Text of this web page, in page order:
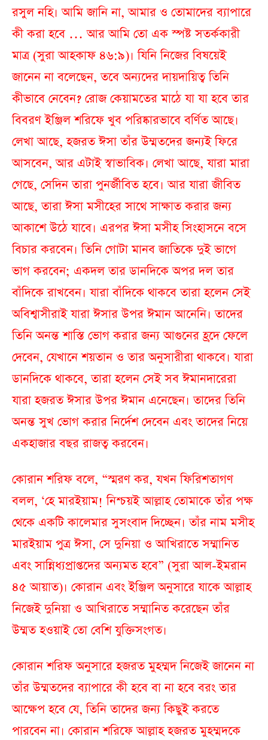
রসুল নহি। আমি জানি না, আমার ও তোমাদের ব্যাপারে
কী করা হবে … আর আমি তো এক স্পষ্ট সতর্ককারী
মাত্র (সুরা আহকাফ ৪৬:৯)। যিনি নিজের বিষয়েই
জানেন না বলেছেন, তবে অন্যদের দায়দায়িত্ব তিনি
কীভাবে নেবেন? রোজ কেয়ামতের মাঠে যা যা হবে তার
বিবরণ ইঞ্জিল শরিফে খুব পরিষ্কারভাবে বর্ণিত আছে।
লেখা আছে, হজরত ঈসা তাঁর উম্মতদের জন্যই ফিরে
আসবেন, আর এটাই স্বাভাবিক। লেখা আছে, যারা মারা
গেছে, সেদিন তারা পুনর্জীবিত হবে। আর যারা জীবিত
আছে, তারা ঈসা মসীহের সাথে সাক্ষাত করার জন্য
আকাশে উঠে যাবে। এরপর ঈসা মসীহ সিংহাসনে বসে
বিচার করবেন। তিনি গোটা মানব জাতিকে দুই ভাগে
ভাগ করবেন; একদল তার ডানদিকে অপর দল তার
বাঁদিকে রাখবেন। যারা বাঁদিকে থাকবে তারা হলেন সেই
অবিশ্বাসীরাই যারা ঈসার উপর ঈমান আনেনি। তাদের
তিনি অনন্ত শাস্তি ভোগ করার জন্য আগুনের হ্রদে ফেলে
দেবেন, যেখানে শয়তান ও তার অনুসারীরা থাকবে। যারা
ডানদিকে থাকবে, তারা হলেন সেই সব ঈমানদারেরা
যারা হজরত ঈসার উপর ঈমান এনেছেন। তাদের তিনি
অনন্ত সুখ ভোগ করার নির্দেশ দেবেন এবং তাদের নিয়ে
একহাজার বছর রাজত্ব করবেন।
কোরান শরিফ বলে, “স্মরণ কর, যখন ফিরিশতাগণ
বলল, ‘হে মারইয়াম! নিশ্চয়ই আল্লাহ তোমাকে তাঁর পক্ষ
থেকে একটি কালেমার সুসংবাদ দিচ্ছেন। তাঁর নাম মসীহ
মারইয়াম পুত্র ঈসা, সে দুনিয়া ও আখিরাতে সম্মানিত
এবং সান্নিধ্যপ্রাপ্তদের অন্যমত হবে” (সুরা আল-ইমরান
৪৫ আয়াত)। কোরান এবং ইঞ্জিল অনুসারে যাকে আল্লাহ
নিজেই দুনিয়া ও আখিরাতে সম্মানিত করেছেন তাঁর
উম্মত হওয়াই তো বেশি যুক্তিসংগত।
কোরান শরিফ অনুসারে হজরত মুহম্মদ নিজেই জানেন না
তাঁর উম্মতদের ব্যাপারে কী হবে বা না হবে বরং তার
আক্ষেপ হবে যে, তিনি তাদের জন্য কিছুই করতে
পারবেন না। কোরান শরিফে আল্লাহ হজরত মুহম্মদকে